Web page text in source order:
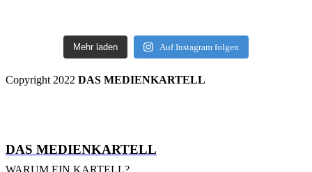
Mehr laden Auf Instagram folgen
Copyright 2022 DAS MEDIENKARTELL
DAS MEDIENKARTELL
WARUM EIN KARTELL?